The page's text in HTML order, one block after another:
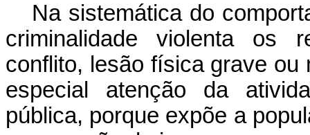
Na sistemática do
criminalidade violenta os
conflito, lesão física grave ou
especial atenção da
pública, porque expõe a